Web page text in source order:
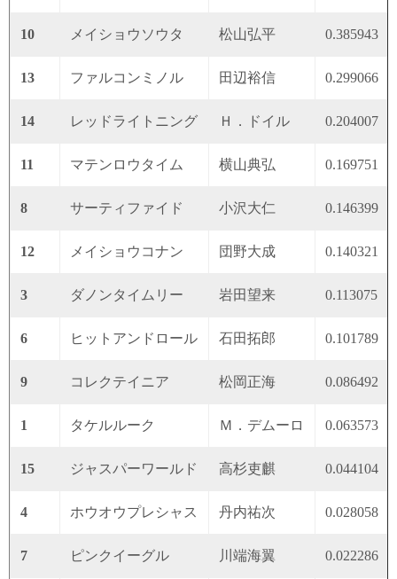
10 メイショウソウタ 松山弘平 0.385943
13 ファルコンミノル 田辺裕信 0.299066
14 レッドライトニング Ｈ．ドイル 0.204007
11 マテンロウタイム 横山典弘 0.169751
8 サーティファイド 小沢大仁 0.146399
12 メイショウコナン 団野大成 0.140321
3 ダノンタイムリー 岩田望来 0.113075
6 ヒットアンドロール 石田拓郎 0.101789
9 コレクテイニア 松岡正海 0.086492
1 タケルルーク Ｍ．デムーロ 0.063573
15 ジャスパーワールド 高杉吏麒 0.044104
4 ホウオウプレシャス 丹内祐次 0.028058
7 ピンクイーグル 川端海翼 0.022286